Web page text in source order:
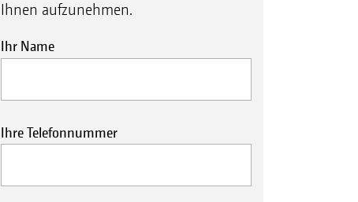
Ihnen aufzunehmen.
Ihr Name
Ihre Telefonnummer